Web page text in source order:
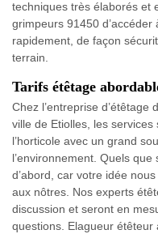
techniques très élaborés et
grimpeurs 91450 d’accéder
rapidement, de façon
terrain.
Tarifs étêtage
Chez l’entreprise d’étêtage
ville de Etiolles, les
l’horticole avec un grand
l’environnement. Quels
d’abord, car votre idée
aux nôtres. Nos experts
discussion et seront en
questions. Elagueur étêteur